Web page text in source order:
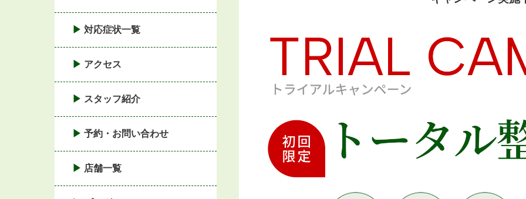
対応症状一覧
アクセス
スタッフ紹介
予約・お問い合わせ
店舗一覧